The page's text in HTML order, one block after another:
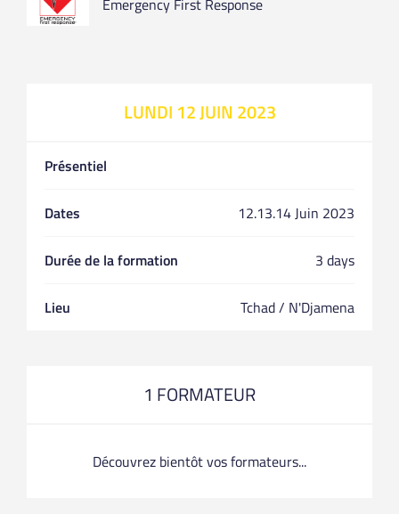
Emergency First Response
LUNDI 12 JUIN 2023
Présentiel
Dates 12.13.14 Juin 2023
Durée de la formation 3 days
Lieu Tchad / N'Djamena
1 FORMATEUR
Découvrez bientôt vos formateurs...